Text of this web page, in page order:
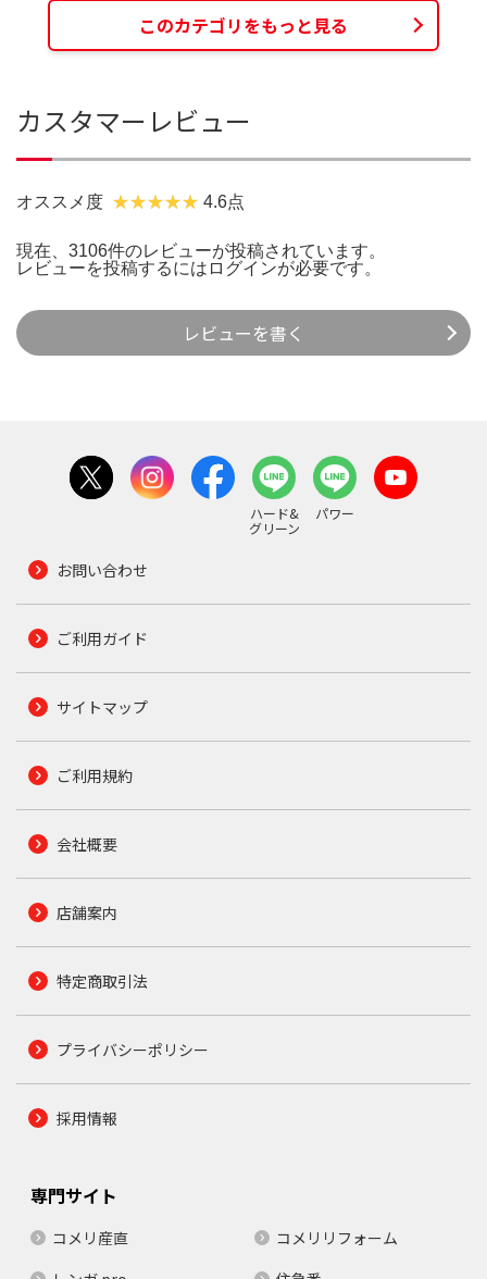
このカテゴリをもっと見る
カスタマーレビュー
オススメ度 4.6点
現在、3106件のレビューが投稿されています。
レビューを投稿するには ログインが必要です。
レビューを書く
ハード&
グリーン
パワー
お問い合わせ
ご利用ガイド
サイトマップ
ご利用規約
会社概要
店舗案内
特定商取引法
プライバシーポリシー
採用情報
専門サイト
コメリ産直
コメリリフォーム